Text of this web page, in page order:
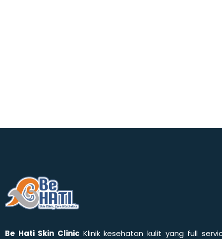
Be Hati Skin Clinic Klinik kesehatan kulit yang full